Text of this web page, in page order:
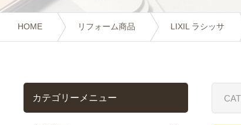
HOME リフォーム商品 LIXIL ラシッサ
カテゴリーメニュー